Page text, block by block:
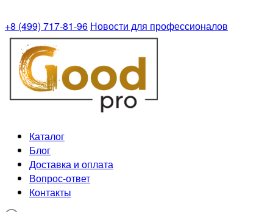
+8 (499) 717-81-96 Новости для профессионалов
Каталог
Блог
Доставка и оплата
Вопрос-ответ
Контакты